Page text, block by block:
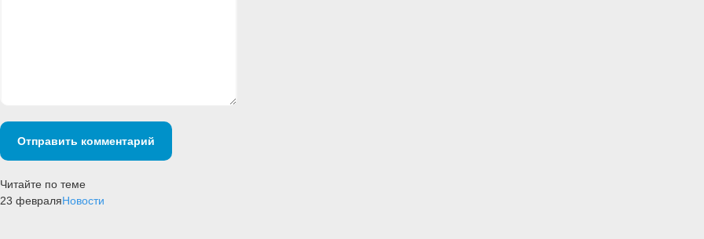
Отправить комментарий
Читайте по теме
23 февраляНовости